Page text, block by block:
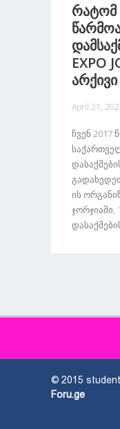
Რატომ
EXPO
Არქივი
April 21,
Ჩვენ
Ის
Ჯორჯიაში,
© 2015
Foru.ge